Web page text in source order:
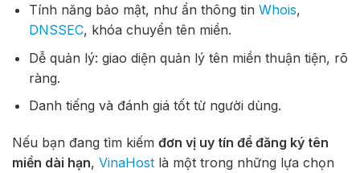
Tính năng bảo mật, như ẩn thông tin Whois,
DNSSEC, khóa chuyển tên miền.
Dễ quản lý: giao diện quản lý tên miền thuận tiện, rõ
ràng.
Danh tiếng và đánh giá tốt từ người dùng.
Nếu bạn đang tìm kiếm đơn vị uy tín để đăng ký tên
miền dài hạn, VinaHost là một trong những lựa chọn